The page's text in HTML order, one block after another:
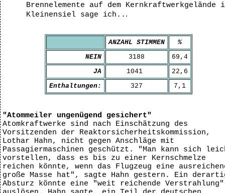
Brennelemente auf dem Kernkraftwerkgelände
Kleinensiel sage ich.. .
ANZAHL STIMMEN
%
NEIN
3188
69,4
JA
1041
22,6
Enthaltungen:
327 7,1
"Atommeiler ungenügend gesichert"
Atomkraftwerke sind nach Einschätzung des
Vorsitzenden der Reaktorsicherheitskommission,
Lothar Hahn, nicht gegen Anschläge mit
Passagiermaschinen geschützt. "Man kann sich
vorstellen, dass es bis zu einer Kernschmelze
reichen könnte, wenn das Flugzeug eine
große Masse hat", sagte Hahn gestern. Ein
Absturz könnte eine "weit reichende Verstrahlung"